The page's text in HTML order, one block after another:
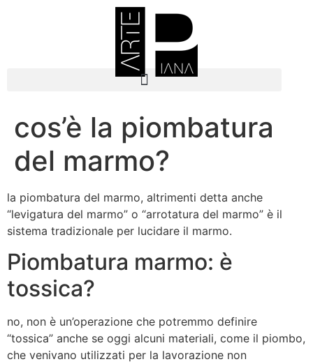
cos’è la piombatura
del marmo?
la piombatura del marmo, altrimenti detta anche
“levigatura del marmo” o “arrotatura del marmo” è il
sistema tradizionale per lucidare il marmo.
Piombatura marmo: è
tossica?
no, non è un’operazione che potremmo definire
“tossica” anche se oggi alcuni materiali, come il piombo,
che venivano utilizzati per la lavorazione non